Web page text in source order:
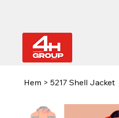
Hem > 5217 Shell Jacket